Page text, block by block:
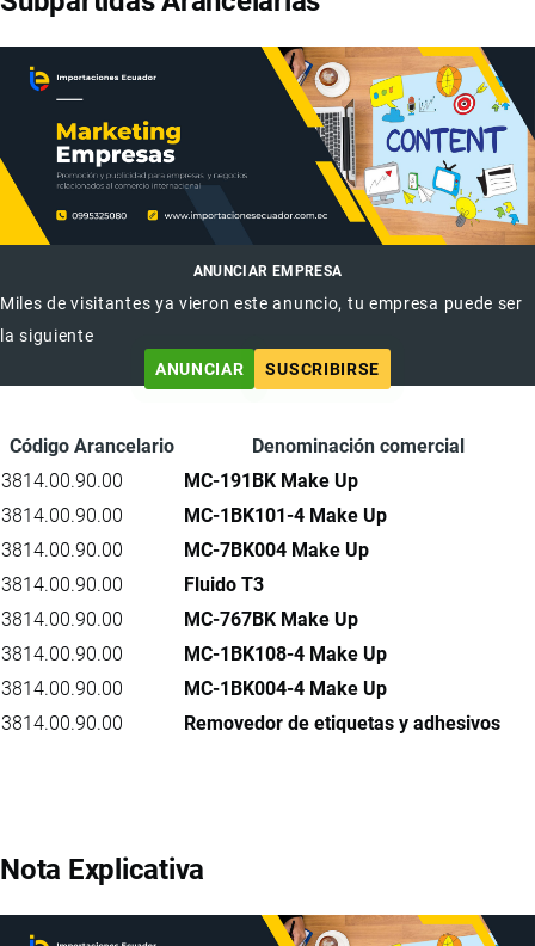
ANUNCIAR EMPRESA
Miles de visitantes ya vieron este anuncio, tu empresa puede ser
la siguiente
ANUNCIAR
SUSCRIBIRSE
Código Arancelario
Denominación comercial
3814.00.90.00
MC-191BK Make Up
3814.00.90.00
MC-1BK101-4 Make Up
3814.00.90.00
MC-7BK004 Make Up
3814.00.90.00
Fluido T3
3814.00.90.00
MC-767BK Make Up
3814.00.90.00
MC-1BK108-4 Make Up
3814.00.90.00
MC-1BK004-4 Make Up
3814.00.90.00
Removedor de etiquetas y adhesivos
Nota Explicativa